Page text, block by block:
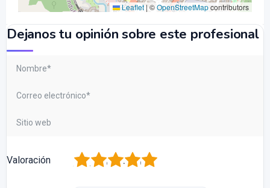
Leaflet | ©OpenStreetMapcontributors
Dejanos tu opinión sobre este profesional
Valoración 5
4
3
2